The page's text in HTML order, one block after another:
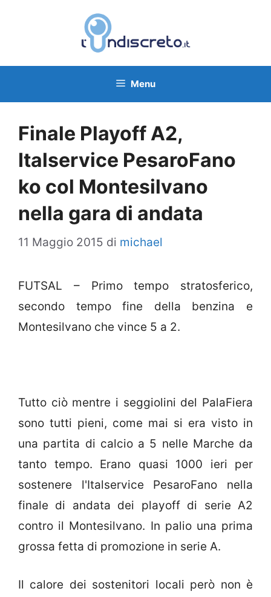
Menu
Finale Playoff A2,
Italservice PesaroFano
ko col Montesilvano
nella gara di andata
11 Maggio 2015 di michael
FUTSAL – Primo tempo stratosferico,
secondo tempo fine della benzina e
Montesilvano che vince 5 a 2.
Tutto ciò mentre i seggiolini del PalaFiera
sono tutti pieni, come mai si era visto in
una partita di calcio a 5 nelle Marche da
tanto tempo. Erano quasi 1000 ieri per
sostenere l'Italservice PesaroFano nella
finale di andata dei playoff di serie A2
contro il Montesilvano. In palio una prima
grossa fetta di promozione in serie A.
Il calore dei sostenitori locali però non è